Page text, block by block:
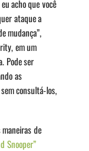
acho que você
ataque a
mudança”,
em um
Pode ser
as
consultá-los,
de
Snooper”